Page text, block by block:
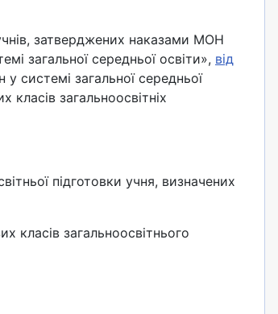
затверджених наказами МОН
загальної середньої освіти», від
системі загальної середньої
загальноосвітніх
підготовки учня, визначених
загальноосвітнього